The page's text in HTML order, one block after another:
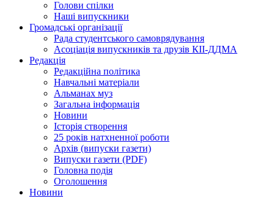
Голови спілки
Наші випускники
Громадські організації
Рада студентського самоврядування
Асоціація випускників та друзів КІІ-ДДМА
Редакція
Редакційна політика
Навчальні матеріали
Альманах муз
Загальна інформація
Новини
Історія створення
25 років натхненної роботи
Архів (випуски газети)
Випуски газети (PDF)
Головна подія
Оголошення
Новини